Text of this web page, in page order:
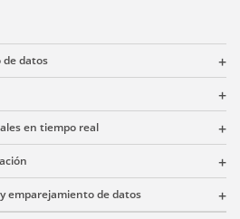
de datos
en tiempo real
emparejamiento de datos